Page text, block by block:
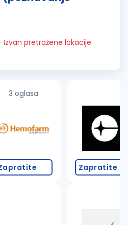
Izvan pretražene lokacije
3 oglasa
Zapratite